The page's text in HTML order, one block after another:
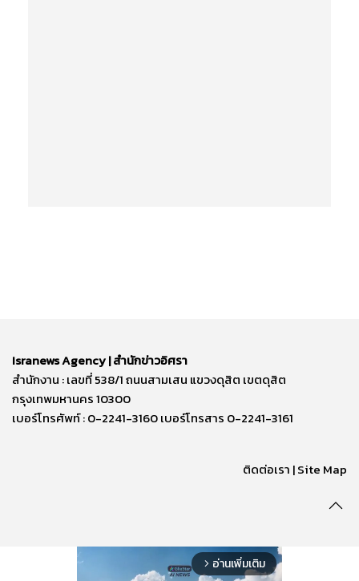
Isranews Agency | สำนักข่าวอิศรา
สำนักงาน : เลขที่ 538/1 ถนนสามเสน แขวงดุสิต เขตดุสิต
กรุงเทพมหานคร 10300
เบอร์โทรศัพท์ : 0-2241-3160 เบอร์โทรสาร 0-2241-3161
ติดต่อเรา | Site Map
arrow_forward_ios อ่านเพิ่มเติม